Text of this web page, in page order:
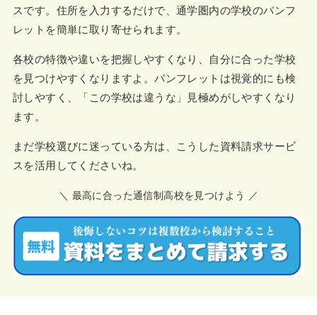
スです。住所を入力するだけで、通学圏内の学校のパンフ
レットを簡単に取り寄せられます。
各校の特徴や違いを把握しやすくなり、自分に合った学校
を見つけやすくなりますよ。パンフレットは視覚的にも検
討しやすく、「この学校は違うな」見極めがしやすくなり
ます。
まだ学校選びに迷っている方は、こうした資料請求サービ
スを活用してくださいね。
＼ 最高に合った通信制高校を見つけよう ／